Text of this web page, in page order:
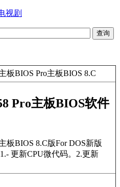
视剧
板BIOS Pro主板BIOS 8.C
Pro主板BIOS软件
板BIOS 8.C版For DOS新版
更新CPU微代码。2.更新